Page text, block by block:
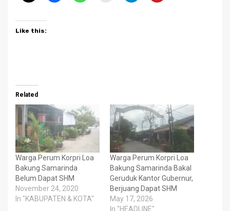
Like this:
Related
Warga Perum Korpri Loa
Bakung Samarinda
Belum Dapat SHM
November 24, 2020
In "KABUPATEN & KOTA"
Warga Perum Korpri Loa
Bakung Samarinda Bakal
Geruduk Kantor Gubernur,
Berjuang Dapat SHM
May 17, 2026
In "HEADLINE"